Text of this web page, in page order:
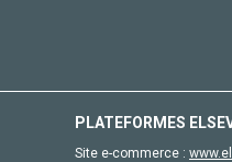
PLATEFORMES
Site e-commerce :